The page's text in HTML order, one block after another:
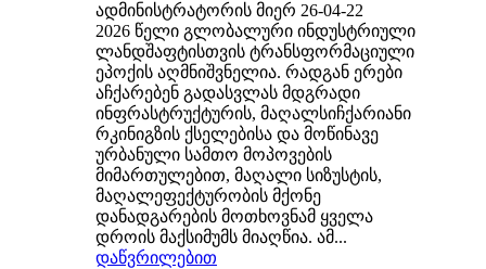
ადმინისტრატორის მიერ 26-04-22
2026 წელი გლობალური ინდუსტრიული
ლანდშაფტისთვის ტრანსფორმაციული
ეპოქის აღმნიშვნელია. რადგან ერები
აჩქარებენ გადასვლას მდგრადი
ინფრასტრუქტურის, მაღალსიჩქარიანი
რკინიგზის ქსელებისა და მოწინავე
ურბანული სამთო მოპოვების
მიმართულებით, მაღალი სიზუსტის,
მაღალეფექტურობის მქონე
დანადგარების მოთხოვნამ ყველა
დროის მაქსიმუმს მიაღწია. ამ...
დაწვრილებით